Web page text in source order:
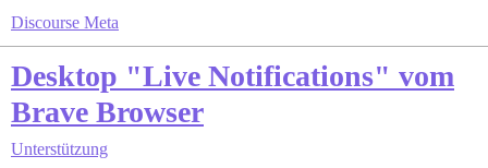
Discourse Meta
Desktop "Live Notifications" vom
Brave Browser
Unterstützung